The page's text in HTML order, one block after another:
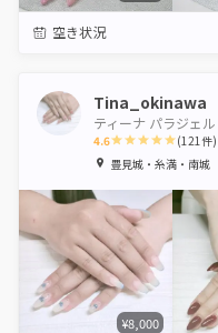
空き状況
Tina_okinawa
ティーナ パラジェ
4.6
1 2 3 4 5
(121件)
豊見城・糸満・南城
¥8,000